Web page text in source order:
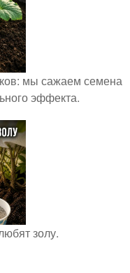
мы сажаем семена
эффекта.
золу.